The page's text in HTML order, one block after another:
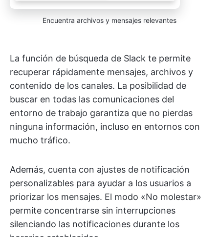
Encuentra archivos y mensajes relevantes
La función de búsqueda de Slack te permite
recuperar rápidamente mensajes, archivos y
contenido de los canales. La posibilidad de
buscar en todas las comunicaciones del
entorno de trabajo garantiza que no pierdas
ninguna información, incluso en entornos con
mucho tráfico.
Además, cuenta con ajustes de notificación
personalizables para ayudar a los usuarios a
priorizar los mensajes. El modo «No molestar»
permite concentrarse sin interrupciones
silenciando las notificaciones durante los